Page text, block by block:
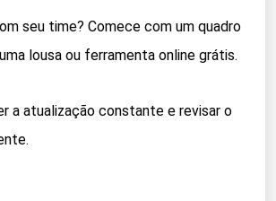
seu time? Comece com um quadro
lousa ou ferramenta online grátis.
a atualização constante e revisar o